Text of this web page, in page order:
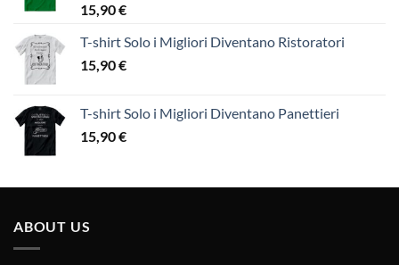
15,90€
T-shirt Solo i Migliori Diventano Ristoratori
15,90€
T-shirt Solo i Migliori Diventano Panettieri
15,90€
ABOUT US